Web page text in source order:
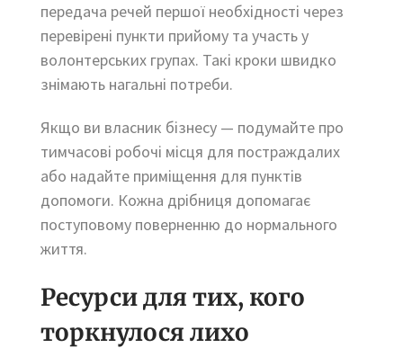
передача речей першої необхідності через
перевірені пункти прийому та участь у
волонтерських групах. Такі кроки швидко
знімають нагальні потреби.
Якщо ви власник бізнесу — подумайте про
тимчасові робочі місця для постраждалих
або надайте приміщення для пунктів
допомоги. Кожна дрібниця допомагає
поступовому поверненню до нормального
життя.
Ресурси для тих, кого
торкнулося лихо